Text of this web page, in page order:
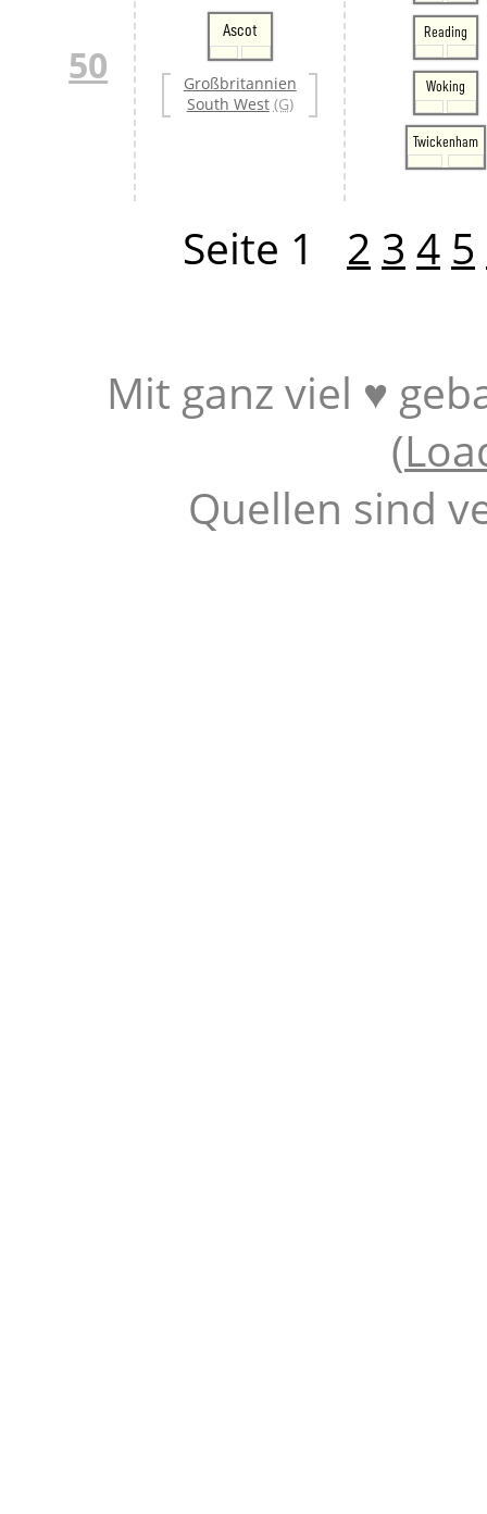
50
Ascot
Großbritannien
South West (G)
Reading
Woking
Twickenham
Seite 1 2 3 4 5
Mit ganz viel ♥
(
Quellen sind